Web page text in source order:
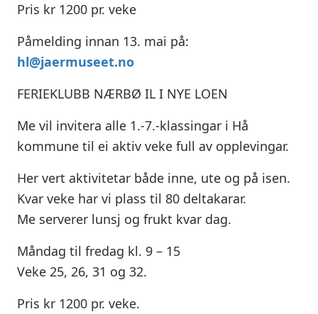
Pris kr 1200 pr. veke
Påmelding innan 13. mai på:
hl@jaermuseet.no
FERIEKLUBB NÆRBØ IL I NYE LOEN
Me vil invitera alle 1.-7.-klassingar i Hå
kommune til ei aktiv veke full av opplevingar.
Her vert aktivitetar både inne, ute og på isen.
Kvar veke har vi plass til 80 deltakarar.
Me serverer lunsj og frukt kvar dag.
Måndag til fredag kl. 9 – 15
Veke 25, 26, 31 og 32.
Pris kr 1200 pr. veke.